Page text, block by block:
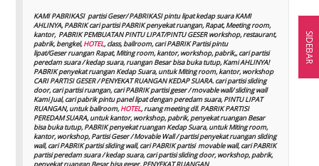
KAMI PABRIKASI partisi Geser/ PABRIKASI pintu lipat kedap suara KAMI
AHLINYA, PABRIK cari partisi PABRIK penyekat ruangan, Rapat, Meeting room,
kantor, PABRIK PEMBUATAN PINTU LIPAT/PINTU GESER workshop, restaurant,
pabrik, bengkel,HOTEL, class, ballroom, cari PABRIK Partisi pintu
lipat/Geser ruangan Rapat, Miting room, kantor, workshop, pabrik,, cari partisi
peredam suara / kedap suara, ruangan Besar bisa buka tutup, Kami AHLINYA!
PABRIK penyekat ruangan Kedap Suara, untuk Miting room, kantor, workshop
CARI PARTISI GESER / PENYEKAT RUANGAN KEDAP SUARA. cari partisi sliding
door, cari partisi ruangan, cari PABRIK partisi geser / movable wall/ sliding wall
Kami Jual, cari pabrik pintu panel lipat dengan peredam suara, PINTU LIPAT
RUANGAN, untuk ballroom,HOTEL, ruang meeting dll. PABRIK PARTISI
PEREDAM SUARA, untuk kantor, workshop, pabrik, penyekat ruangan Besar
bisa buka tutup, PABRIK penyekat ruangan Kedap Suara, untuk Miting room,
kantor, workshop, Partisi Geser / Movable Wall / partisi penyekat ruangan sliding
wall, cari PABRIK partisi sliding wall, cari PABRIK partisi movable wall, cari PABRIK
partisi peredam suara / kedap suara, cari partisi sliding door, workshop, pabrik,
penyekat ruangan Besar bisa geser, PENYEKAT RUANGAN
SIDEBAR